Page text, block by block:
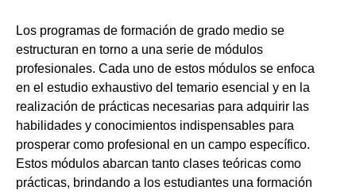
Los programas de formación de grado medio se
estructuran en torno a una serie de módulos
profesionales. Cada uno de estos módulos se enfoca
en el estudio exhaustivo del temario esencial y en la
realización de prácticas necesarias para adquirir las
habilidades y conocimientos indispensables para
prosperar como profesional en un campo específico.
Estos módulos abarcan tanto clases teóricas como
prácticas, brindando a los estudiantes una formación